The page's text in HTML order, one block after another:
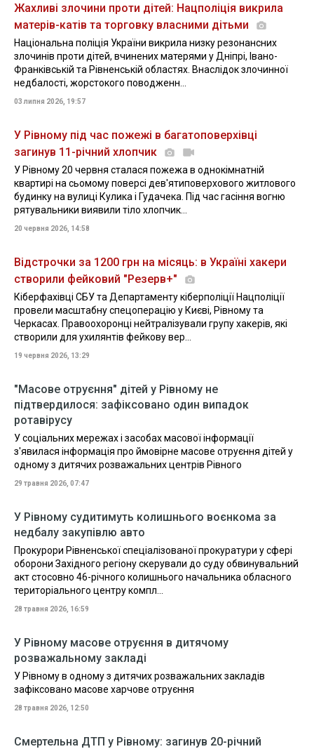
Жахливі злочини проти дітей: Нацполіція викрила
матерів-катів та торговку власними дітьми
Національна поліція України викрила низку резонансних
злочинів проти дітей, вчинених матерями у Дніпрі, Івано-
Франківській та Рівненській областях. Внаслідок злочинної
недбалості, жорстокого поводженн...
03 липня 2026, 19:57
У Рівному під час пожежі в багатоповерхівці
загинув 11-річний хлопчик
У Рівному 20 червня сталася пожежа в однокімнатній
квартирі на сьомому поверсі дев'ятиповерхового житлового
будинку на вулиці Кулика і Гудачека. Під час гасіння вогню
рятувальники виявили тіло хлопчик...
20 червня 2026, 14:58
Відстрочки за 1200 грн на місяць: в Україні хакери
створили фейковий "Резерв+"
Кіберфахівці СБУ та Департаменту кіберполіції Нацполіції
провели масштабну спецоперацію у Києві, Рівному та
Черкасах. Правоохоронці нейтралізували групу хакерів, які
створили для ухилянтів фейкову вер...
19 червня 2026, 13:29
"Масове отруєння" дітей у Рівному не
підтвердилося: зафіксовано один випадок
ротавірусу
У соціальних мережах і засобах масової інформації
з'явилася інформація про ймовірне масове отруєння дітей у
одному з дитячих розважальних центрів Рівного
29 травня 2026, 07:47
У Рівному судитимуть колишнього воєнкома за
недбалу закупівлю авто
Прокурори Рівненської спеціалізованої прокуратури у сфері
оборони Західного регіону скерували до суду обвинувальний
акт стосовно 46-річного колишнього начальника обласного
територіального центру компл...
28 травня 2026, 16:59
У Рівному масове отруєння в дитячому
розважальному закладі
У Рівному в одному з дитячих розважальних закладів
зафіксовано масове харчове отруєння
28 травня 2026, 12:50
Смертельна ДТП у Рівному: загинув 20-річний